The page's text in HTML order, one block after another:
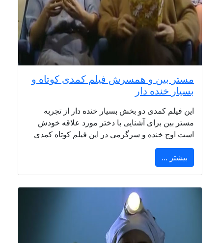
مستر بین و همسرش فیلم کمدی کوتاه و
بسیار خنده دار
این فیلم کمدی دو بخش بسیار خنده دار از تجربه
مستر بین برای آشنایی با دختر مورد علاقه خودش
است اوج خنده و سرگرمی در این فیلم کوتاه کمدی
بیشتر ...